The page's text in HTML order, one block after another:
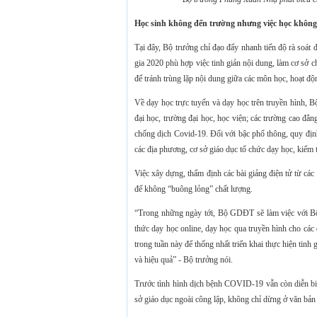
Học sinh không đến trường nhưng việc học
Tại đây, Bộ trưởng chỉ đạo đẩy nhanh tiến độ rà
gia 2020 phù hợp việc tinh giản nội dung, làm cơ sở
để tránh trùng lặp nội dung giữa các môn học, hoạt
Về dạy học trực tuyến và dạy học trên truyền hình,
đại học, trường đại học, học viện; các trường cao
chống dịch Covid-19. Đối với bậc phổ thông, quy
các địa phương, cơ sở giáo dục tổ chức dạy học,
Việc xây dựng, thẩm định các bài giảng điện tử từ
để không “buông lỏng” chất lượng.
“Trong những ngày tới, Bộ GDĐT sẽ làm việc với
thức dạy học online, dạy học qua truyền hình cho
trong tuần này để thống nhất triển khai thực hiện tinh
và hiệu quả” - Bộ trưởng nói.
Trước tình hình dịch bệnh COVID-19 vẫn còn diễn
sở giáo dục ngoài công lập, không chỉ dừng ở văn